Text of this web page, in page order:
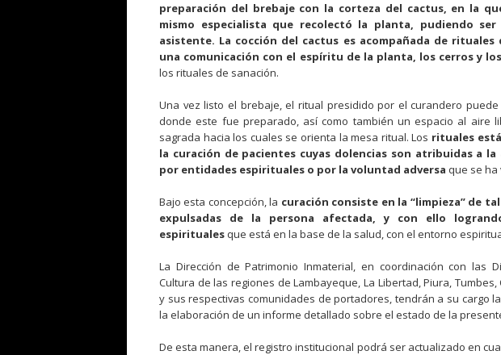
preparación del brebaje con la corteza del cactus, en la
mismo especialista que recolectó la planta, pudiendo
asistente. La cocción del cactus es acompañada de
una comunicación con el espíritu de la planta, los cerros y
los rituales de sanación.
Una vez listo el brebaje, el ritual presidido por el curandero
donde este fue preparado, así como también un espacio al aire
sagrada hacia los cuales se orienta la mesa ritual. Los rituales
la curación de pacientes cuyas dolencias son atribuidas a
por entidades espirituales o por la voluntad adversa que se ha
Bajo esta concepción, la curación consiste en la “limpieza” de
expulsadas de la persona afectada, y con ello
espiritualesque está en la base de la salud, con el entorno
La Dirección de Patrimonio Inmaterial, en coordinación con las
Cultura de las regiones de Lambayeque, La Libertad, Piura,
y sus respectivas comunidades de portadores, tendrán a su cargo
la elaboración de un informe detallado sobre el estado de la
De esta manera, el registro institucional podrá ser actualizado en